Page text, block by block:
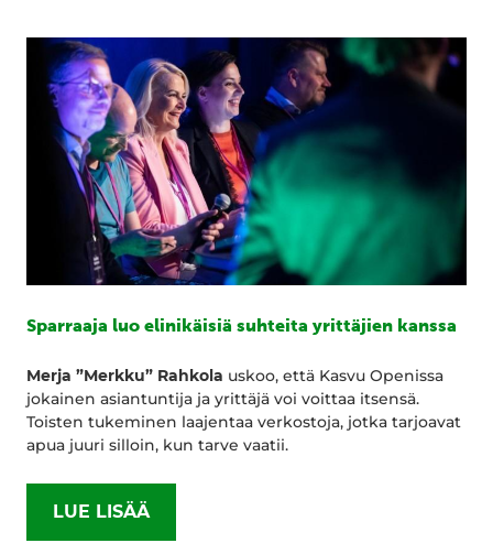
Sparraaja luo elinikäisiä suhteita yrittäjien kanssa
Merja ”Merkku” Rahkola uskoo, että Kasvu Openissa
jokainen asiantuntija ja yrittäjä voi voittaa itsensä.
Toisten tukeminen laajentaa verkostoja, jotka tarjoavat
apua juuri silloin, kun tarve vaatii.
LUE LISÄÄ